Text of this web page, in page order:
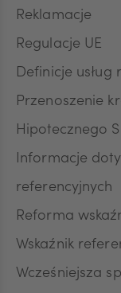
Reklamacje
Regulacje UE
Definicje usług
Przenoszenie
Hipotecznego
Informacje
referencyjnych
Reforma
Wskaźnik
Wcześniejsza